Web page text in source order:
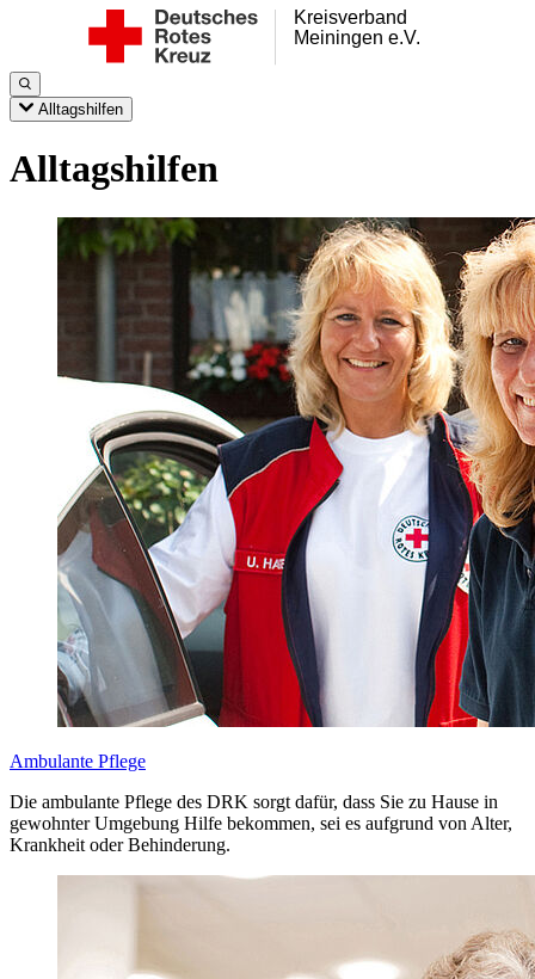
Meiningen e.V.
Kreisverband
Alltagshilfen
Alltagshilfen
Ambulante Pflege
Die ambulante Pflege des DRK sorgt dafür, dass Sie zu Hause in
gewohnter Umgebung Hilfe bekommen, sei es aufgrund von Alter,
Krankheit oder Behinderung.